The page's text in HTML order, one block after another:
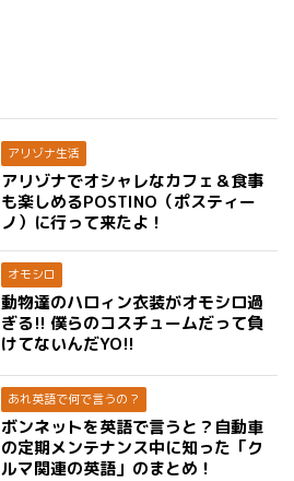
アリゾナ生活
アリゾナでオシャレなカフェ＆食事
も楽しめるPOSTINO（ポスティー
ノ）に行って来たよ！
オモシロ
動物達のハロィン衣装がオモシロ過
ぎる!! 僕らのコスチュームだって負
けてないんだYO!!
あれ英語で何で言うの？
ボンネットを英語で言うと？自動車
の定期メンテナンス中に知った「ク
ルマ関連の英語」のまとめ！